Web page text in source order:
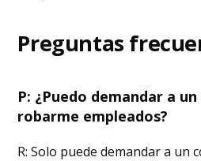
Preguntas
P: ¿Puedo demandar a
robarme empleados?
R: Solo puede demandar a